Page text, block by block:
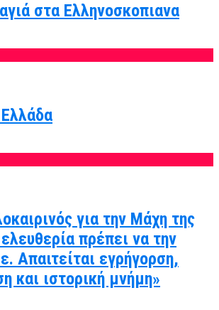
στα Ελληνοσκοπιανα
για την Μάχη της
πρέπει να την
Απαιτείται εγρήγορση,
και ιστορική μνήμη»